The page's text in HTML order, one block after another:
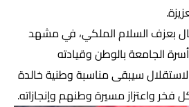
بعزف السلام الملكي، في مشهد
الجامعة بالوطن وقيادته
سيبقى مناسبة وطنية خالدة
فخر واعتزاز مسيرة وطنهم وإنجازاته.